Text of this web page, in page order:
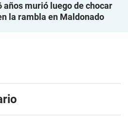
años murió luego de chocar
la rambla en Maldonado